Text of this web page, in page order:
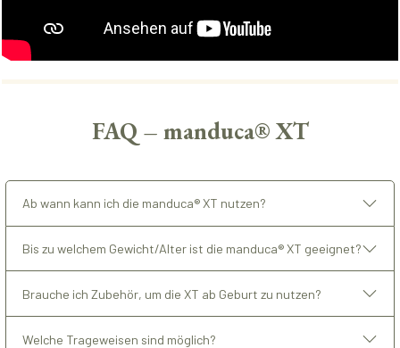
FAQ – manduca® XT
Ab wann kann ich die manduca® XT nutzen?
Bis zu welchem Gewicht/Alter ist die manduca® XT geeignet?
Brauche ich Zubehör, um die XT ab Geburt zu nutzen?
Welche Trageweisen sind möglich?